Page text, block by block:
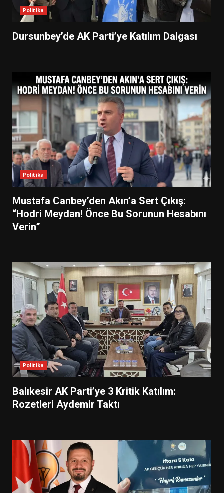
Politika
Dursunbey’de AK Parti’ye Katılım Dalgası
Politika
Mustafa Canbey’den Akın’a Sert Çıkış:
“Hodri Meydan! Önce Bu Sorunun Hesabını
Verin”
Politika
Balıkesir AK Parti’ye 3 Kritik Katılım:
Rozetleri Aydemir Taktı